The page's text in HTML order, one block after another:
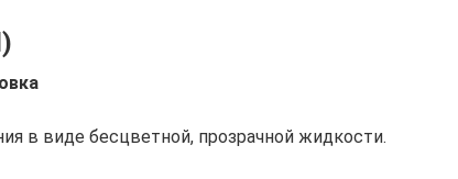
в виде бесцветной, прозрачной жидкости.